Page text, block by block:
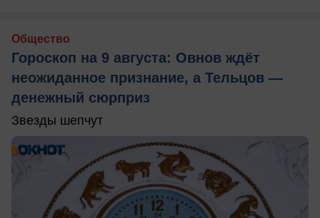
Общество
Гороскоп на 9 августа: Овнов ждёт
неожиданное признание, а Тельцов —
денежный сюрприз
Звезды шепчут